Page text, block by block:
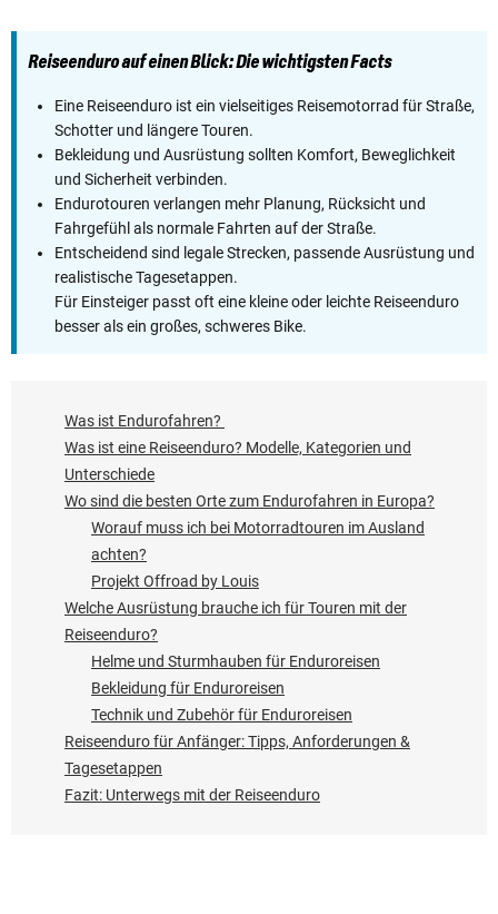
Reiseenduro auf einen Blick: Die wichtigsten Facts
Eine Reiseenduro ist ein vielseitiges Reisemotorrad für Straße,
Schotter und längere Touren.
Bekleidung und Ausrüstung sollten Komfort, Beweglichkeit
und Sicherheit verbinden.
Endurotouren verlangen mehr Planung, Rücksicht und
Fahrgefühl als normale Fahrten auf der Straße.
Entscheidend sind legale Strecken, passende Ausrüstung und
realistische Tagesetappen.
Für Einsteiger passt oft eine kleine oder leichte Reiseenduro
besser als ein großes, schweres Bike.
Was ist Endurofahren?
Was ist eine Reiseenduro? Modelle, Kategorien und
Unterschiede
Wo sind die besten Orte zum Endurofahren in Europa?
Worauf muss ich bei Motorradtouren im Ausland
achten?
Projekt Offroad by Louis
Welche Ausrüstung brauche ich für Touren mit der
Reiseenduro?
Helme und Sturmhauben für Enduroreisen
Bekleidung für Enduroreisen
Technik und Zubehör für Enduroreisen
Reiseenduro für Anfänger: Tipps, Anforderungen &
Tagesetappen
Fazit: Unterwegs mit der Reiseenduro